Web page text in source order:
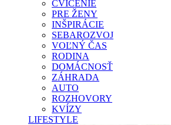
CVIČENIE
PRE ŽENY
INŠPIRÁCIE
SEBAROZVOJ
VOĽNÝ ČAS
RODINA
DOMÁCNOSŤ
ZÁHRADA
AUTO
ROZHOVORY
KVÍZY
LIFESTYLE